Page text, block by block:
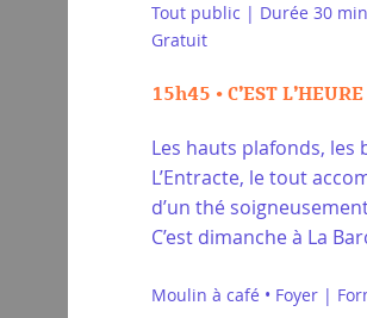
Tout public | Durée 30 min
Gratuit
15h45 • C’EST
Les hauts plafonds, les
L’Entracte, le tout
d’un thé
C’est dimanche à La
Moulin à café • Foyer |